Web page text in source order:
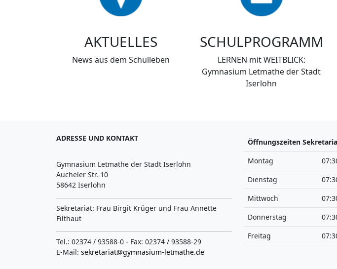
AKTUELLES
News aus dem Schulleben
SCHULPROGRAMM
LERNEN mit WEITBLICK:
Gymnasium Letmathe der Stadt
Iserlohn
ADRESSE UND KONTAKT
Gymnasium Letmathe der Stadt Iserlohn
Aucheler Str. 10
58642 Iserlohn
Sekretariat: Frau Birgit Krüger und Frau Annette
Filthaut
Tel.: 02374 / 93588-0 - Fax: 02374 / 93588-29
E-Mail: sekretariat@gymnasium-letmathe.de
Öffnungszeiten
Montag
Dienstag
Mittwoch
Donnerstag
Freitag